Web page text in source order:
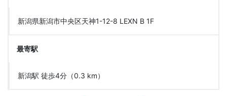
新潟県新潟市中央区天神1-12-8 LEXN B 1F
最寄駅
新潟駅 徒歩4分（0.3 km）